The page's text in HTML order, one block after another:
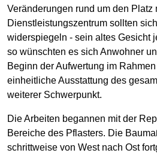
Veränderungen rund um den Platz
Dienstleistungszentrum sollten
widerspiegeln - sein altes Gesicht
so wünschten es sich Anwohner
Beginn der Aufwertung im
einheitliche Ausstattung des
weiterer Schwerpunkt.
Die Arbeiten begannen mit der
Bereiche des Pflasters. Die
schrittweise von West nach Ost